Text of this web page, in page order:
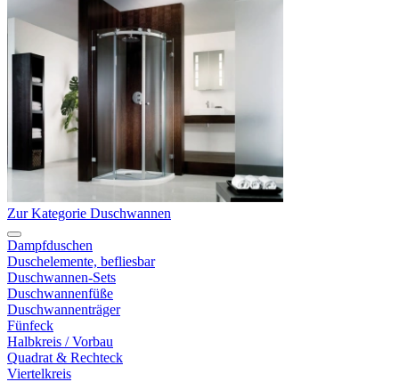
Zur Kategorie Duschwannen
Dampfduschen
Duschelemente, befliesbar
Duschwannen-Sets
Duschwannenfüße
Duschwannenträger
Fünfeck
Halbkreis / Vorbau
Quadrat & Rechteck
Viertelkreis